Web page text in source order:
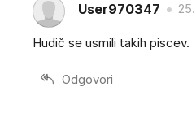
User970347
Hudič se usmili takih piscev.
Odgovori